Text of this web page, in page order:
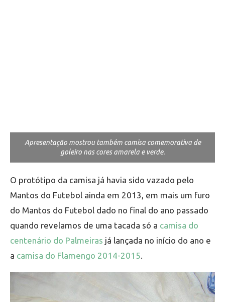
Apresentação mostrou também camisa comemorativa de
goleiro nas cores amarela e verde.
O protótipo da camisa já havia sido vazado pelo
Mantos do Futebol ainda em 2013, em mais um furo
do Mantos do Futebol dado no final do ano passado
quando revelamos de uma tacada só a camisa do
centenário do Palmeiras já lançada no início do ano e
a camisa do Flamengo 2014-2015